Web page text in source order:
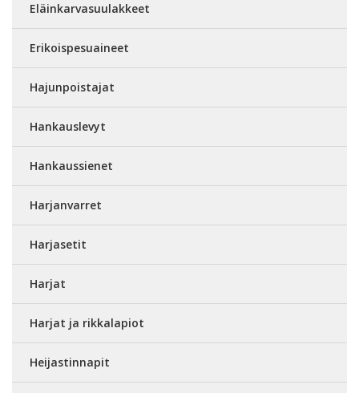
Eläinkarvasuulakkeet
Erikoispesuaineet
Hajunpoistajat
Hankauslevyt
Hankaussienet
Harjanvarret
Harjasetit
Harjat
Harjat ja rikkalapiot
Heijastinnapit